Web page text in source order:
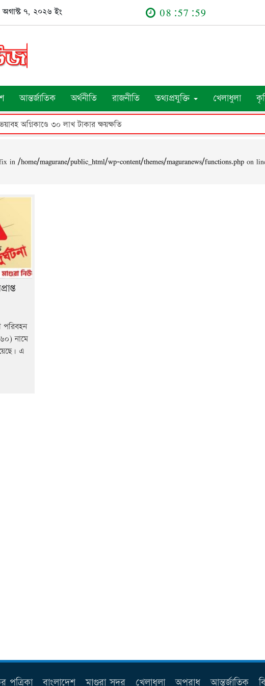
৭, ২০২৬ ইং 08:57:59
আন্তর্জাতিক অর্থনীতি রাজনীতি তথ্যপ্রযুক্তি খেলাধুলা
অগ্নিকাণ্ডে ৩০ লাখ টাকার ক্ষয়ক্ষতি
in /home/magurane/public_html/wp-content/themes/maguranews/functions.php on
পরিবহন
নামে
এ
বাংলাদেশ মাগুরা সদর খেলাধুলা অপরাধ আন্তর্জাতিক